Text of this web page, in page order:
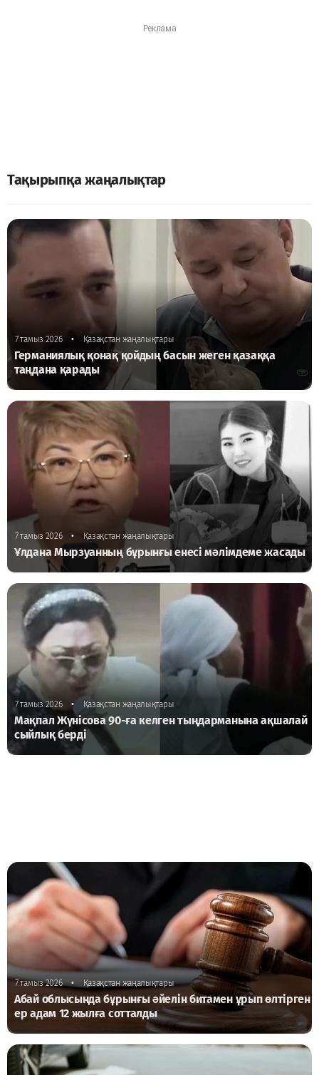
Тақырыпқа жаңалықтар
7 тамыз 2026 • Қазақстан жаңалықтары
Германиялық қонақ қойдың басын жеген қазаққа
таңдана қарады
7 тамыз 2026 • Қазақстан жаңалықтары
Ұлдана Мырзуанның бұрынғы енесі мәлімдеме жасады
7 тамыз 2026 • Қазақстан жаңалықтары
Мақпал Жүнісова 90-ға келген тыңдарманына ақшалай
сыйлық берді
7 тамыз 2026 • Қазақстан жаңалықтары
Абай облысында бұрынғы әйелін битамен ұрып өлтірген
ер адам 12 жылға сотталды